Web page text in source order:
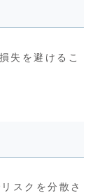
失を避けるこ
スクを分散さ